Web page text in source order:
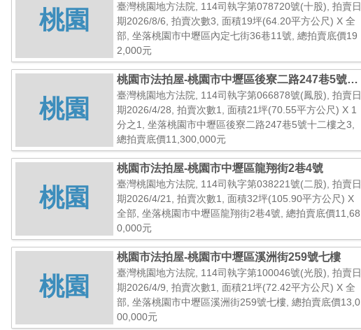
桃園
臺灣桃園地方法院, 114司執字第078720號(十股), 拍賣日
期2026/8/6, 拍賣次數3, 面積19坪(64.20平方公尺) X 全
部, 坐落桃園市中壢區內定七街36巷11號, 總拍賣底價19
2,000元
桃園
桃園市法拍屋-桃園市中壢區後寮二路247巷5號十
二樓之3
臺灣桃園地方法院, 114司執字第066878號(鳳股), 拍賣日
期2026/4/28, 拍賣次數1, 面積21坪(70.55平方公尺) X 1
分之1, 坐落桃園市中壢區後寮二路247巷5號十二樓之3,
總拍賣底價11,300,000元
桃園
桃園市法拍屋-桃園市中壢區龍翔街2巷4號
臺灣桃園地方法院, 114司執字第038221號(二股), 拍賣日
期2026/4/21, 拍賣次數1, 面積32坪(105.90平方公尺) X
全部, 坐落桃園市中壢區龍翔街2巷4號, 總拍賣底價11,68
0,000元
桃園
桃園市法拍屋-桃園市中壢區溪洲街259號七樓
臺灣桃園地方法院, 114司執字第100046號(光股), 拍賣日
期2026/4/9, 拍賣次數1, 面積21坪(72.42平方公尺) X 全
部, 坐落桃園市中壢區溪洲街259號七樓, 總拍賣底價13,0
00,000元